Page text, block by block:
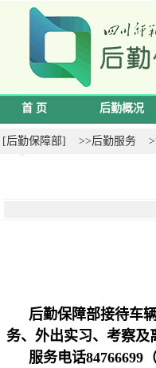
首 页 后勤概况
[后勤保障部] >>后勤服务
后勤保障部接待车
务、外出实习、考察及
服务电话84766699